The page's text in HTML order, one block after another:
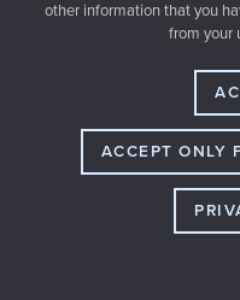
Email
Ruperto Chapí 20,
Teléfono
+34 677 464 774
other information that you
from your
ACCEPT ONLY